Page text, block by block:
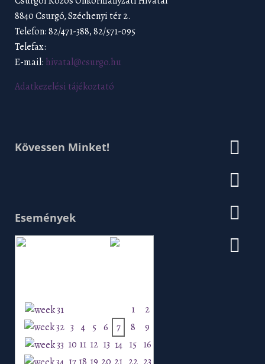
8840 Csurgó, Széchenyi tér 2.
Telefon: 82/471-388, 82/571-095
Telefax:
E-mail: hivatal@csurgo.hu
Adatkezelési tájékoztató
Kövessen Minket!
Események
1
2
3 4 5 6 7 8
9
10 11 12 13 14 15 16